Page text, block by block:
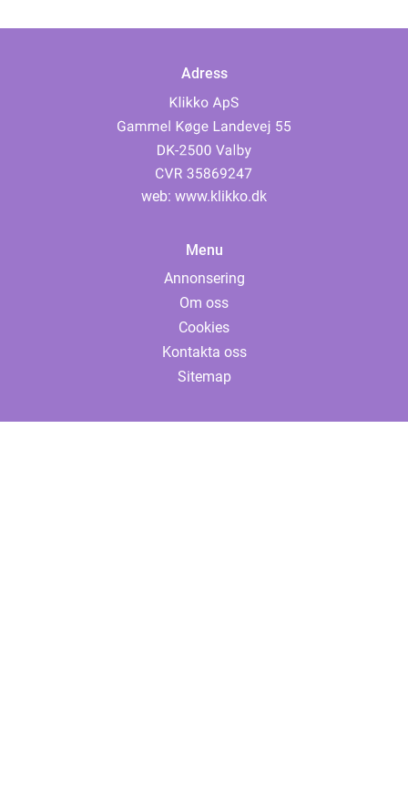
Adress
web: www.klikko.dk
Menu
Annonsering
Om oss
Cookies
Kontakta oss
Sitemap